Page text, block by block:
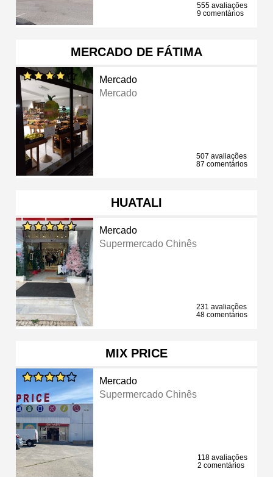
555 avaliações
9 comentários
MERCADO DE FÁTIMA
Mercado
Mercado
507 avaliações
87 comentários
HUATALI
Mercado
Supermercado Chinês
231 avaliações
48 comentários
MIX PRICE
Mercado
Supermercado Chinês
118 avaliações
2 comentários